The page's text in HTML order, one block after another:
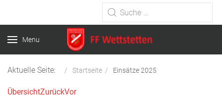
Type 2 or more characters for
results.
Menu
Aktuelle Seite: Startseite Einsätze 2025
ÜbersichtZurückVor